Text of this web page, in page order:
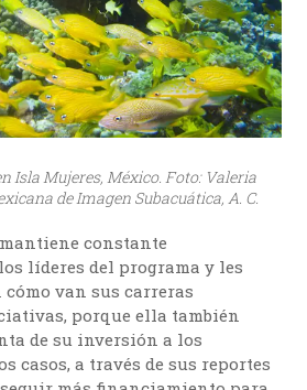
Isla Mujeres, México. Foto: Valeria
de Imagen Subacuática, A. C.
constante
líderes del programa y les
van sus carreras
porque ella también
de su inversión a los
casos, a través de sus reportes